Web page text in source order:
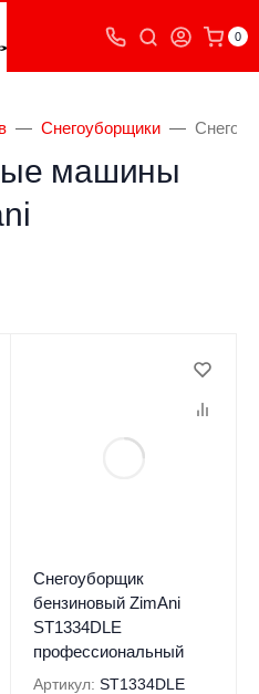
0
Снегоуборщики
машины
Снегоуборщик
бензиновый ZimAni
ST1334DLE
профессиональный
Артикул: ST1334DLE